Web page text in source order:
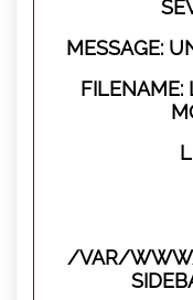
MESSAGE:
FILENAME:
/VAR/WWW/